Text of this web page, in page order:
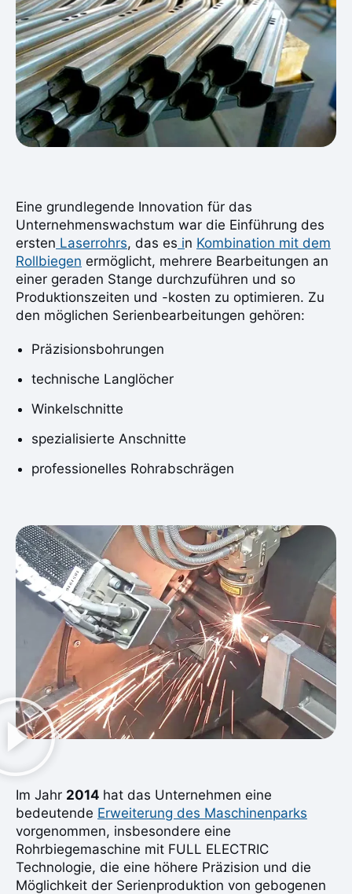
Eine grundlegende Innovation für das
Unternehmenswachstum war die Einführung des
ersten Laserrohrs, das es in Kombination mit dem
Rollbiegen ermöglicht, mehrere Bearbeitungen an
einer geraden Stange durchzuführen und so
Produktionszeiten und -kosten zu optimieren. Zu
den möglichen Serienbearbeitungen gehören:
Präzisionsbohrungen
technische Langlöcher
Winkelschnitte
spezialisierte Anschnitte
professionelles Rohrabschrägen
Im Jahr 2014 hat das Unternehmen eine
bedeutende Erweiterung des Maschinenparks
vorgenommen, insbesondere eine
Rohrbiegemaschine mit FULL ELECTRIC
Technologie, die eine höhere Präzision und die
Möglichkeit der Serienproduktion von gebogenen